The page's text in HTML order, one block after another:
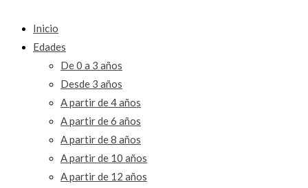
Inicio
Edades
De 0 a 3 años
Desde 3 años
A partir de 4 años
A partir de 6 años
A partir de 8 años
A partir de 10 años
A partir de 12 años